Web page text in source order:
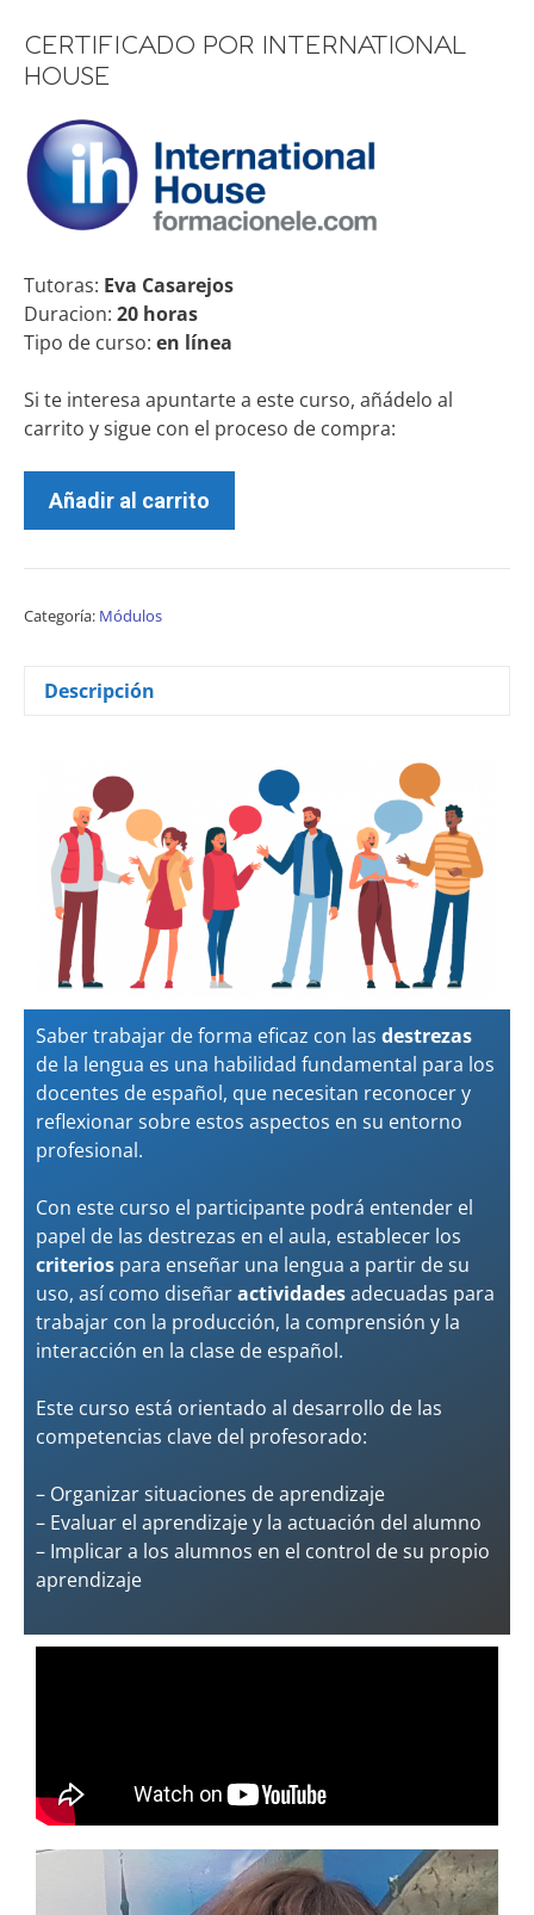
CERTIFICADO POR INTERNATIONAL
HOUSE
Tutoras: Eva Casarejos
Duracion: 20 horas
Tipo de curso: en línea
Si te interesa apuntarte a este curso, añádelo al
carrito y sigue con el proceso de compra:
Añadir al carrito
Categoría: Módulos
Descripción
Saber trabajar de forma eficaz con las destrezas
de la lengua es una habilidad fundamental para los
docentes de español, que necesitan reconocer y
reflexionar sobre estos aspectos en su entorno
profesional.
Con este curso el participante podrá entender el
papel de las destrezas en el aula, establecer los
criterios para enseñar una lengua a partir de su
uso, así como diseñaractividadesadecuadas para
trabajar con la producción, la comprensión y la
interacción en la clase de español.
Este curso está orientado al desarrollo de las
competencias clave del profesorado:
– Organizar situaciones de aprendizaje
– Evaluar el aprendizaje y la actuación del alumno
– Implicar a los alumnos en el control de su propio
aprendizaje